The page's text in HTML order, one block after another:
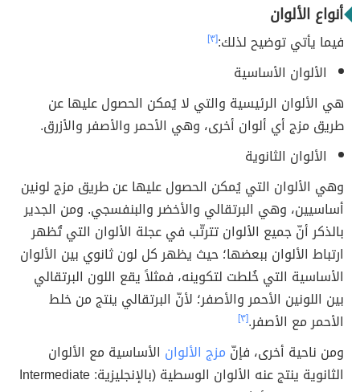
أنواع الألوان
فيما يأتي توضيح لذلك:[٣]
الألوان الأساسية
هي الألوان الرئيسية والتي لا يُمكن الحصول عليها عن
طريق مزج أي ألوان أخرى، وهي الأحمر والأصفر والأزرق.
الألوان الثانوية
وهي الألوان التي يُمكن الحصول عليها عن طريق مزج لونين
أساسيين، وهي البرتقالي والأخضر والبنفسجي. ومن الجدير
بالذكر أنّ جميع الألوان تترتّب في عجلة الألوان التي تُظهر
ارتباط الألوان ببعضها؛ حيث يظهر كل لون ثانوي بين الألوان
الأساسية التي خُلطت لتكوينه، فمثلاً يقع اللون البرتقالي
بين اللونين الأحمر والأصفر؛ لأنّ البرتقالي ينتج من خلط
الأحمر مع الأصفر.[٣]
ومن ناحية أخرى، فإنّ مزج الألوان الأساسية مع الألوان
الثانوية ينتج عنه الألوان الوسطية (بالإنجليزية: Intermediate